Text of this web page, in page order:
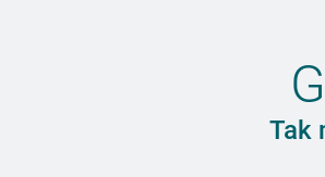
Tak